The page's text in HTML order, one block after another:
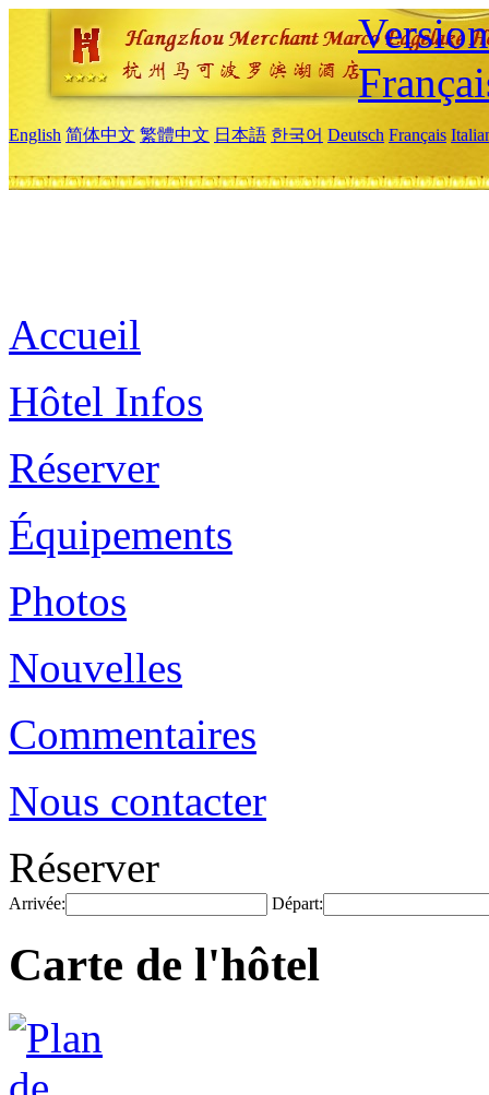
English 简体中文 繁體中文 日本語 한국어 Deutsch Français
Accueil
Hôtel Infos
Réserver
Équipements
Photos
Nouvelles
Commentaires
Nous contacter
Réserver
Arrivée: Départ:
Carte de l'hôtel